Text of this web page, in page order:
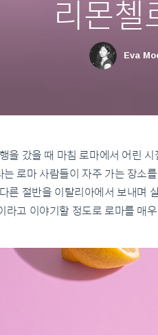
리몬첼
Eva
을 갔을 때 마침 로마에서 어린
로마 사람들이 자주 가는 장소
른 절반을 이탈리아에서 보내며
라고 이야기할 정도로 로마를 매